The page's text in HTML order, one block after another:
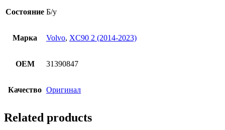
Состояние Б/у
Марка Volvo, XC90 2 (2014-2023)
OEM 31390847
Качество Оригинал
Related products